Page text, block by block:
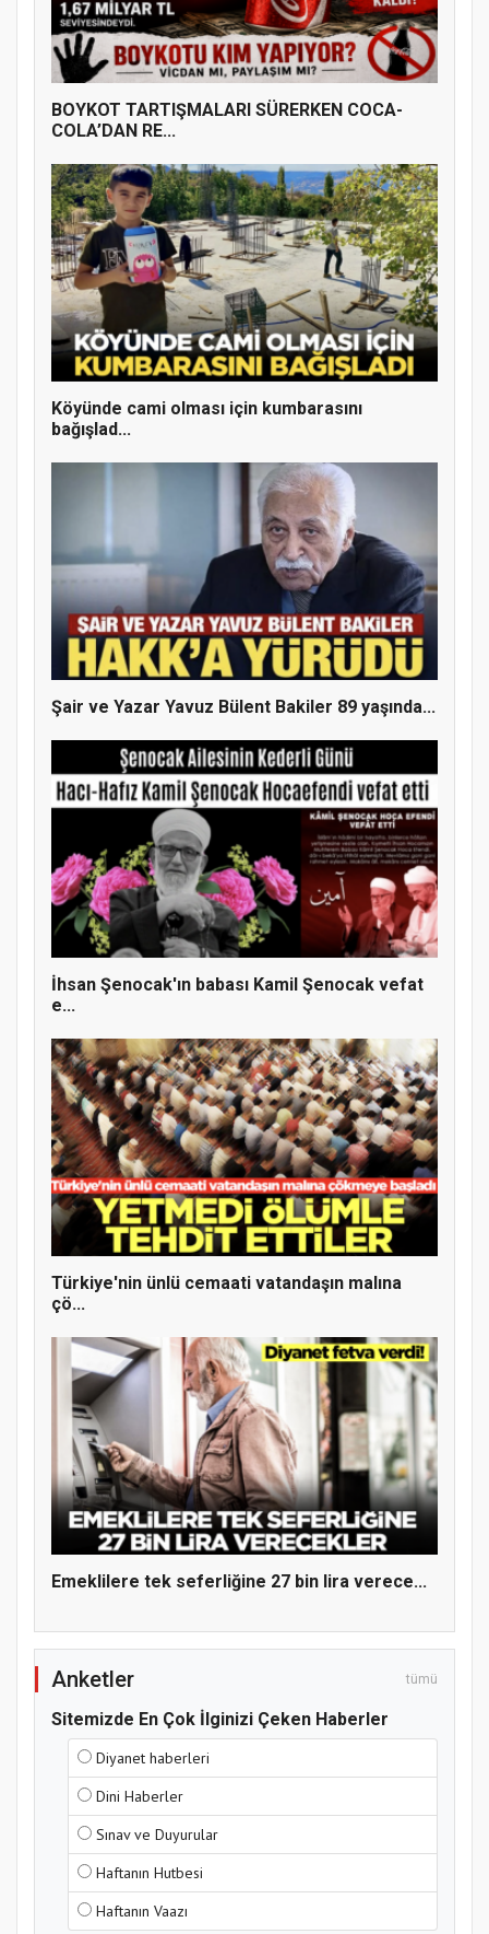
Doğanyol'da Temel Dini Bilgiler Sınavı
Gerçekleştirildi
MÜFTÜ ABULSELAM ÖZDERE’YE ZİYARET
Hz. Peygamber ve Gençlik Konferansı
Samsun Atakum’da Yaz Kur’an Kursu
Kapanış Programı
BOYKOT TARTIŞMALARI SÜRERKEN COCA-
COLA’DAN RE...
Köyünde cami olması için kumbarasını
bağışlad...
Şair ve Yazar Yavuz Bülent Bakiler 89 yaşında...
İhsan Şenocak'ın babası Kamil Şenocak vefat
e...
Türkiye'nin ünlü cemaati vatandaşın malına
çö...
Emeklilere tek seferliğine 27 bin lira verece...
Anketler tümü
Sitemizde En Çok İlginizi Çeken Haberler
Diyanet haberleri
Dini Haberler
Sınav ve Duyurular
Haftanın Hutbesi
Haftanın Vaazı